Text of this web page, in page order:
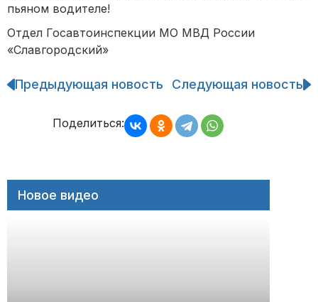
пьяном водителе!
Отдел Госавтоинспекции МО МВД России
«Славгородский»
Навигация
записям
Предыдующая новость Следующая новость
Поделиться:
Новое видео